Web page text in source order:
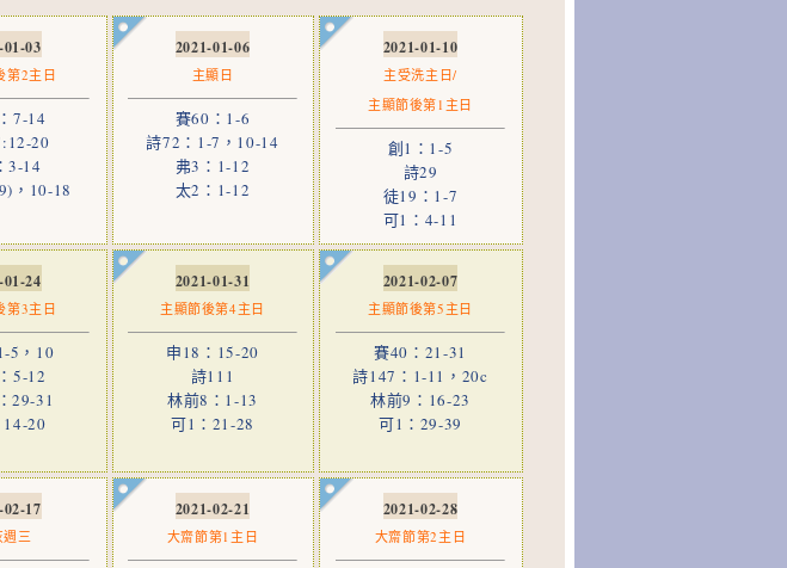
03
第2主日
7-14
20
3-14
，10-18
2021-01-06
主顯日
賽60：1-6
詩72：1-7，10-14
弗3：1-12
太2：1-12
2021-01-10
主受洗主日/
主顯節後第1主日
創1：1-5
詩29
徒19：1-7
可1：4-11
24
第3主日
5，10
5-12
29-31
20
2021-01-31
主顯節後第4主日
申18：15-20
詩111
林前8：1-13
可1：21-28
2021-02-07
主顯節後第5主日
賽40：21-31
詩147：1-11，20c
林前9：16-23
可1：29-39
17
週三
2021-02-21
大齋節第1主日
2021-02-28
大齋節第2主日